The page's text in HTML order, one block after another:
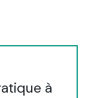
à